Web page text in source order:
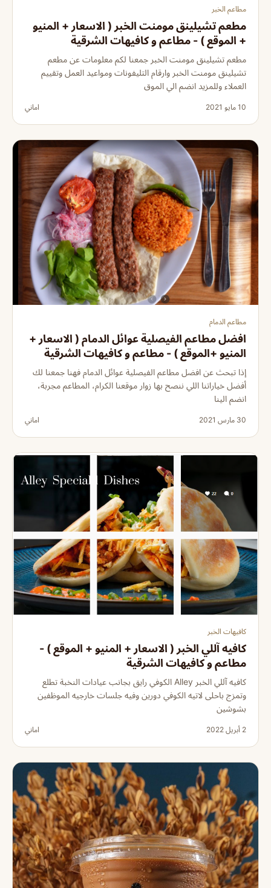
مطاعم الخبر
مطعم تشيلينق مومنت الخبر ( الاسعار + المنيو
+ الموقع ) - مطاعم و كافيهات الشرقية
مطعم تشيلينق مومنت الخبر جمعنا لكم معلومات عن مطعم
تشيلينق مومنت الخبر وارقام التليفونات ومواعيد العمل وتقييم
العملاء وللمزيد انضم الي الموق
10 مايو 2021 اماني
مطاعم الدمام
افضل مطاعم الفيصلية عوائل الدمام ( الاسعار +
المنيو +الموقع ) - مطاعم و كافيهات الشرقية
إذا تبحث عن افضل مطاعم الفيصلية عوائل الدمام فهنا جمعنا لك
أفضل خياراتنا اللي ننصح بها زوار موقعنا الكرام، المطاعم مجربة،
انضم الينا
30 مارس 2021 اماني
كافيهات الخبر
كافيه آللي الخبر ( الاسعار + المنيو + الموقع ) -
مطاعم و كافيهات الشرقية
كافيه آللي الخبر Alley الكوفي رايق بجانب عيادات النخبة تطلع
وتمزج باحلى لاتيه الكوفي دورين وفيه جلسات خارجيه الموظفين
بشوشين
2 أبريل 2022 اماني